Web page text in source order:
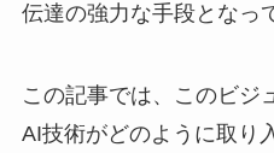
伝達の強力な手段となっ
この記事では、このビジ
AI技術がどのように取り